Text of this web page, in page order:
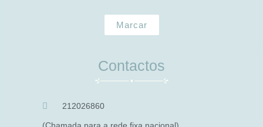
Marcar
Contactos
212026860